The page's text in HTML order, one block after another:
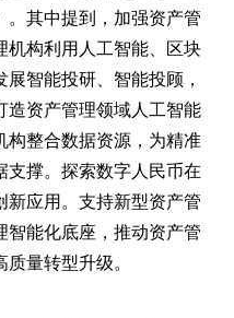
其中提到，加强资产管
构利用人工智能、区块
智能投研、智能投顾，
资产管理领域人工智能
构整合数据资源，为精准
撑。探索数字人民币在
应用。支持新型资产管
能化底座，推动资产管
量转型升级。